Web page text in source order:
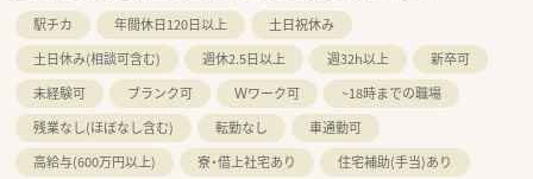
駅チカ 年間休日120日以上
土日祝休み
土日休み(相談可含む)
週休2.5日以上 週32h以上
新卒可
未経験可
ブランク可 Ｗワーク可
~18時までの職場
残業なし(ほぼなし含む)
転勤なし
車通勤可
高給与(600万円以上)
寮・借上社宅あり
住宅補助(手当)あり